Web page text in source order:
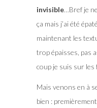
invisible…Bref je
ça mais j’ai été
maintenant les
trop épaisses, pas
coup je suis sur les
Mais venons en à
bien : premièrement